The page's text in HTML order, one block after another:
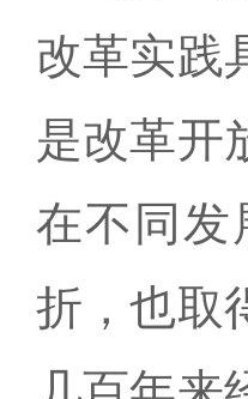
改革实践
是改革开
在不同发
折，也取